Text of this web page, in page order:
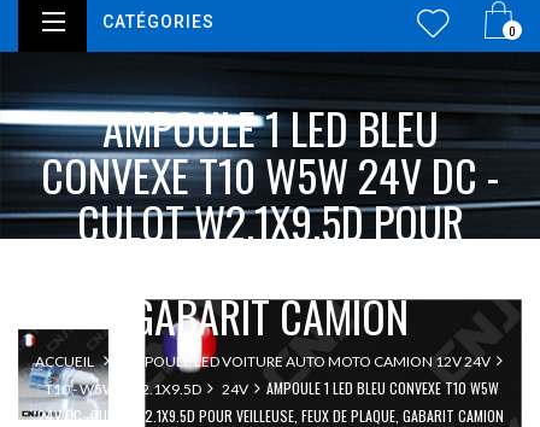
0
CATÉGORIES
AMPOULE 1 LED BLEU
CONVEXE T10 W5W 24V DC -
CULOT W2.1X9.5D POUR
GABARIT CAMION
ACCUEIL
AMPOULE LED VOITURE AUTO MOTO CAMION 12V 24V
T10 - W5W - W2.1X9.5D
24V
AMPOULE 1 LED BLEU CONVEXE T10 W5W
24V DC -CULOT W2.1X9.5D POUR VEILLEUSE, FEUX DE PLAQUE, GABARIT CAMION